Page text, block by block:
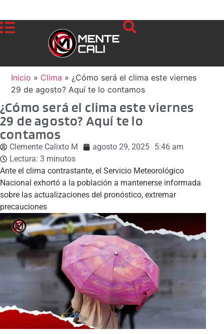
Inicio » Clima » ¿Cómo será el clima este viernes
29 de agosto? Aquí te lo contamos
¿Cómo será el clima este viernes
29 de agosto? Aquí te lo
contamos
Clemente Calixto M agosto 29, 2025 5:46 am
Lectura: 3 minutos
Ante el clima contrastante, el Servicio Meteorológico
Nacional exhortó a la población a mantenerse informada
sobre las actualizaciones del pronóstico, extremar
precauciones